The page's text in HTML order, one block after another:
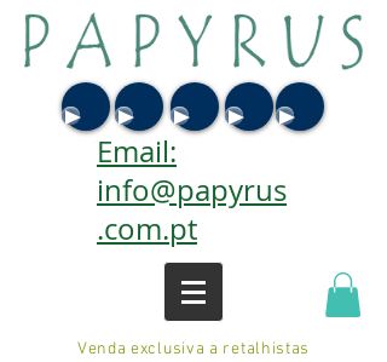
Email:
info@papyrus
.com.pt
Venda exclusiva a retalhistas